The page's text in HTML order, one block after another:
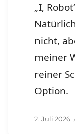
„I,
nicht,
meiner
reiner
Option.
2. Juli 2026